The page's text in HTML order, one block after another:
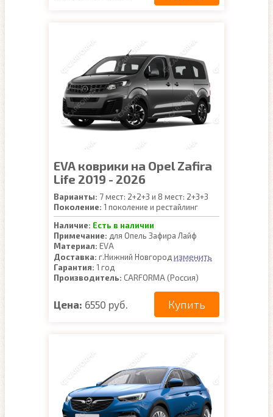
EVA коврики на Opel Zafira
Life 2019 - 2026
Варианты: 7 мест: 2+2+3 и 8 мест: 2+3+3
Поколение: 1 поколение и рестайлинг
Наличие: Есть в наличии
Примечание: для Опель Зафира Лайф
Материал: EVA
Доставка: г.Нижний Новгород изменить
Гарантия: 1 год
Производитель: CARFORMA (Россия)
Цена: 6550 руб. Купить